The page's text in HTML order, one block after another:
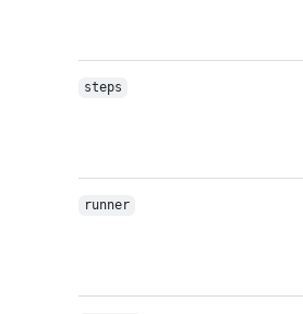
steps
runner